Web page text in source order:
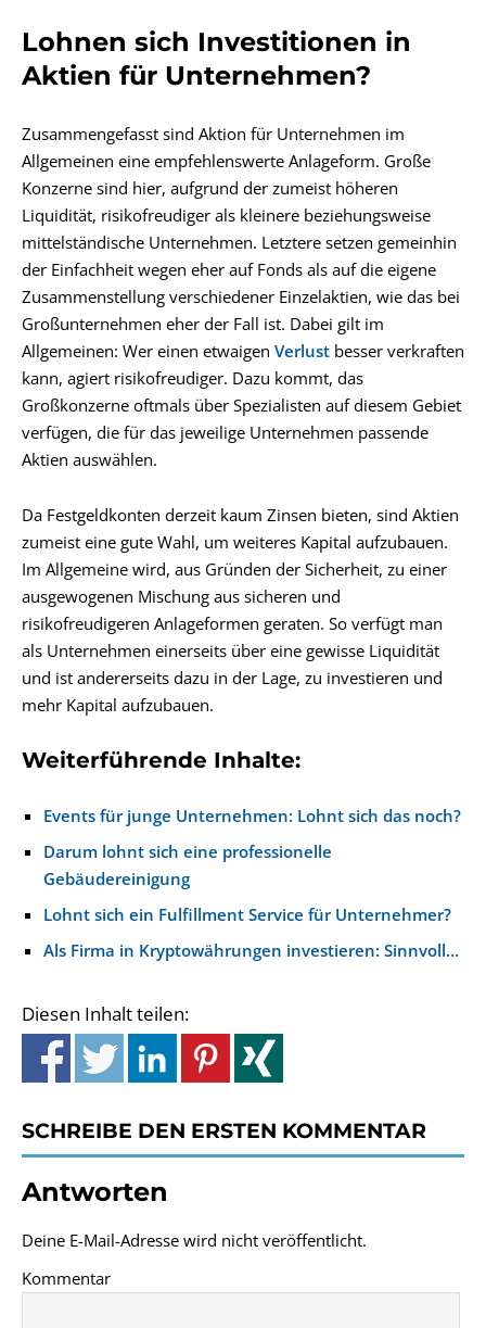
Lohnen sich Investitionen in
Aktien für Unternehmen?
Zusammengefasst sind Aktion für Unternehmen im
Allgemeinen eine empfehlenswerte Anlageform. Große
Konzerne sind hier, aufgrund der zumeist höheren
Liquidität, risikofreudiger als kleinere beziehungsweise
mittelständische Unternehmen. Letztere setzen gemeinhin
der Einfachheit wegen eher auf Fonds als auf die eigene
Zusammenstellung verschiedener Einzelaktien, wie das bei
Großunternehmen eher der Fall ist. Dabei gilt im
Allgemeinen: Wer einen etwaigen Verlust besser verkraften
kann, agiert risikofreudiger. Dazu kommt, das
Großkonzerne oftmals über Spezialisten auf diesem Gebiet
verfügen, die für das jeweilige Unternehmen passende
Aktien auswählen.
Da Festgeldkonten derzeit kaum Zinsen bieten, sind Aktien
zumeist eine gute Wahl, um weiteres Kapital aufzubauen.
Im Allgemeine wird, aus Gründen der Sicherheit, zu einer
ausgewogenen Mischung aus sicheren und
risikofreudigeren Anlageformen geraten. So verfügt man
als Unternehmen einerseits über eine gewisse Liquidität
und ist andererseits dazu in der Lage, zu investieren und
mehr Kapital aufzubauen.
Weiterführende Inhalte:
Events für junge Unternehmen: Lohnt sich das noch?
Darum lohnt sich eine professionelle
Gebäudereinigung
Lohnt sich ein Fulfillment Service für Unternehmer?
Als Firma in Kryptowährungen investieren: Sinnvoll…
Diesen Inhalt teilen:
SCHREIBE DEN ERSTEN KOMMENTAR
Antworten
Deine E-Mail-Adresse wird nicht veröffentlicht.
Kommentar